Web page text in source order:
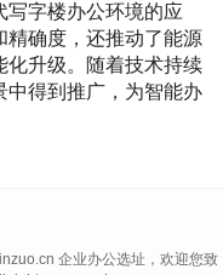
写字楼办公环境的应
精确度，还推动了能源
化升级。随着技术持续
中得到推广，为智能办
企业办公选址，欢迎您致